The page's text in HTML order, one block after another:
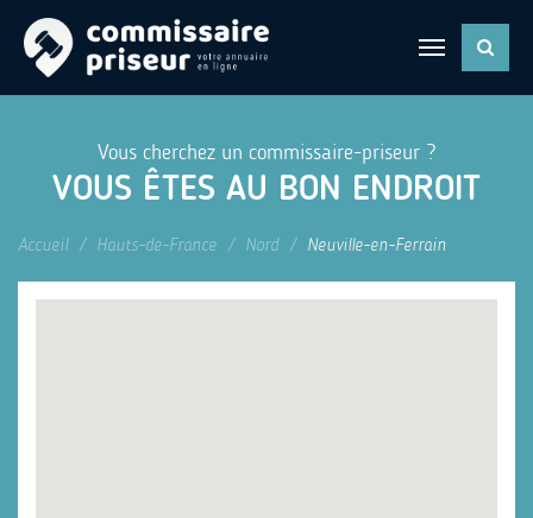
Vous cherchez un commissaire-priseur ?
VOUS ÊTES AU BON ENDROIT
Accueil Hauts-de-France Nord Neuville-en-Ferrain